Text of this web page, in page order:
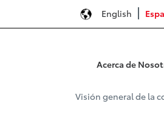
English
Acerca de
Visión general de la